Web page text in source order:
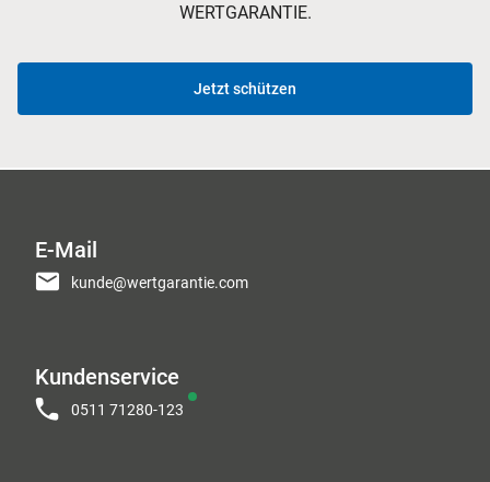
WERTGARANTIE.
Jetzt schützen
E-Mail
kunde@wertgarantie.com
Kundenservice
0511 71280-123